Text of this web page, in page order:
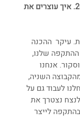
ידעתן איך לעצור את מונטנגרו של 2014. איך עוצרים את
עיקר  ההכנה
שלנו,
אנחנו
השניה,
לעבוד גם על
לנצח נצטרך את
לייצר